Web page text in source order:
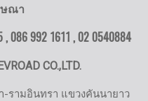
ณา
, 086 992 1611 ,02 0540884
CO.,LTD.
รามอินทรา แขวงคันนายาว